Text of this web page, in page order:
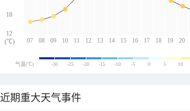
07 08 09 10 11 12 13 14 15 16 17 18 19 20
18
12
(℃)
气温(℃) -30 -25 -20 -15 -10 -5 0 5 10
近期重大天气事件